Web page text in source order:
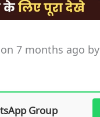
7 months ago by
Group